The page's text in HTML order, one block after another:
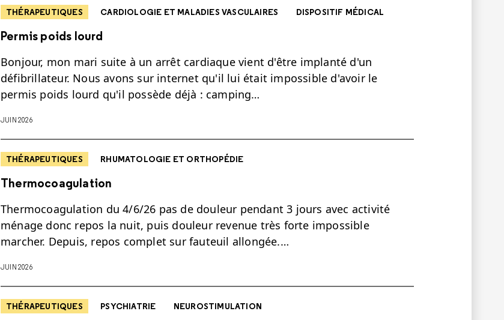
THÉRAPEUTIQUES CARDIOLOGIE ET MALADIES VASCULAIRES DISPOSITIF MÉDICAL
Permis poids lourd
Bonjour, mon mari suite à un arrêt cardiaque vient d'être implanté d'un
défibrillateur. Nous avons sur internet qu'il lui était impossible d'avoir le
permis poids lourd qu'il possède déjà : camping…
JUIN 2026
THÉRAPEUTIQUES RHUMATOLOGIE ET ORTHOPÉDIE
Thermocoagulation
Thermocoagulation du 4/6/26 pas de douleur pendant 3 jours avec activité
ménage donc repos la nuit, puis douleur revenue très forte impossible
marcher. Depuis, repos complet sur fauteuil allongée.…
JUIN 2026
THÉRAPEUTIQUES PSYCHIATRIE NEUROSTIMULATION